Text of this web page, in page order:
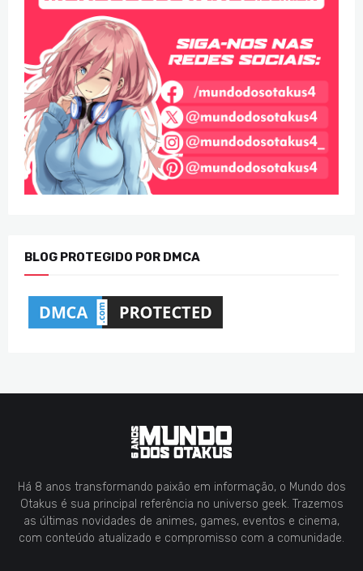
BLOG PROTEGIDO POR DMCA
Há 8 anos transformando paixão em informação, o Mundo dos
Otakus é sua principal referência no universo geek. Trazemos
as últimas novidades de animes, games, eventos e cinema,
com conteúdo atualizado e compromisso com a comunidade.